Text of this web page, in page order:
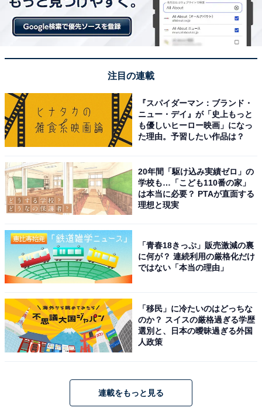
「仙台 秋保温泉 迎賓館 櫻離宮」は全室露天風呂
仙台 秋保温泉 迎賓館 櫻離宮（画像：「仙台 秋保温泉 迎賓館 櫻離宮」公式
Webサイトより）
「仙台 秋保温泉 迎賓館 櫻離宮」は、名取川のほとりに
おり、心ゆくまで秋保の名湯を独り占めできます。宿泊
者は専用ラウンジでドリンクや軽食を楽しめるほか、隣
注目の連載
『スパイダーマン：ブランド・
ニュー・デイ』が「史上もっと
も優しいヒーロー映画」になっ
た理由。予習したい作品は？
20年間「駆け込み実績ゼロ」の
学校も…「こども110番の家」
は本当に必要？ PTAが直面する
理想と現実
「青春18きっぷ」販売激減の裏
に何が？ 連続利用の厳格化だけ
ではない「本当の理由」
「移民」に冷たいのはどっちな
のか？ スイスの厳格過ぎる学歴
選別と、日本の曖昧過ぎる外国
人政策
連載をもっと見る